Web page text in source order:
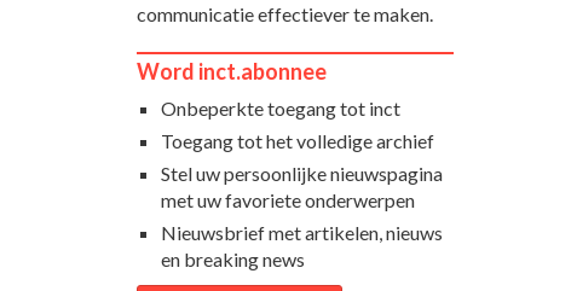
communicatie effectiever te maken.
Word inct.abonnee
Onbeperkte toegang tot inct
Toegang tot het volledige archief
Stel uw persoonlijke nieuwspagina
met uw favoriete onderwerpen
Nieuwsbrief met artikelen, nieuws
en breaking news